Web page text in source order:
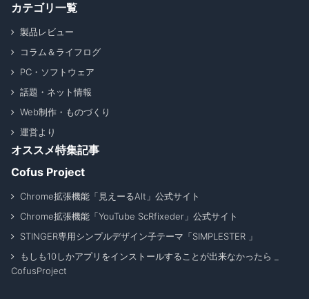
カテゴリ一覧
製品レビュー
コラム＆ライフログ
PC・ソフトウェア
話題・ネット情報
Web制作・ものづくり
運営より
オススメ特集記事
Cofus Project
Chrome拡張機能「見えーるAlt」公式サイト
Chrome拡張機能「YouTube ScRfixeder」公式サイト
STINGER専用シンプルデザイン子テーマ「SIMPLESTER 」
もしも10しかアプリをインストールすることが出来なかったら _
CofusProject